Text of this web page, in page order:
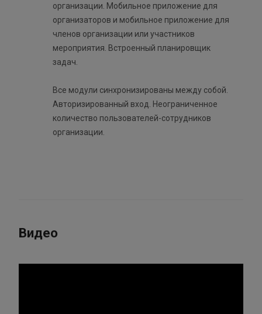
организации. Мобильное приложение для
организаторов и мобильное приложение для
членов организации или участников
мероприятия. Встроенный планировщик
задач.
Все модули синхронизированы между собой.
Авторизированный вход. Неограниченное
количество пользователей-сотрудников
организации.
Видео